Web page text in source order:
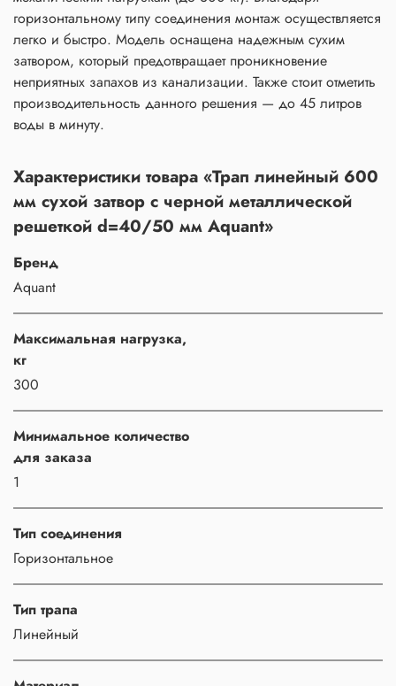
горизонтальному типу соединения монтаж осуществляется
легко и быстро. Модель оснащена надежным сухим
затвором, который предотвращает проникновение
неприятных запахов из канализации. Также стоит отметить
производительность данного решения — до 45 литров
воды в минуту.
Характеристики товара «Трап линейный 600
мм сухой затвор с черной металлической
решеткой d=40/50 мм Aquant»
Бренд
Aquant
Maксимальная нагрузка,
кг
300
Минимальное количество
для заказа
1
Тип соединения
Горизонтальное
Тип трапа
Линейный